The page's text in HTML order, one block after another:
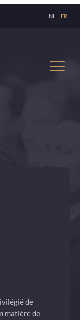
NL FR
de
matière de